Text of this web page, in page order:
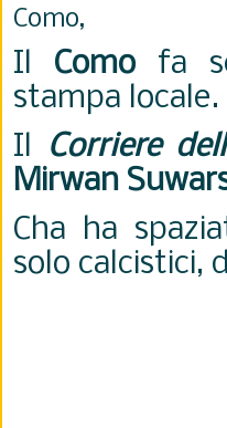
Como,
Il Comofa
stampa locale.
Il
Corriere
Mirwan
Cha ha
solo calcistici,